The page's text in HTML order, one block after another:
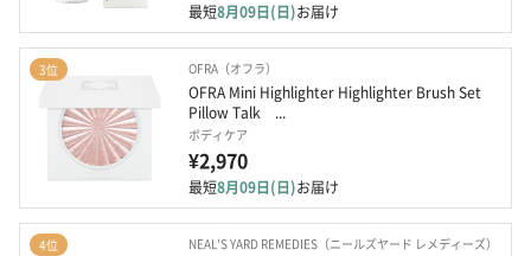
最短8月09日(日)お届け
3位 OFRA（オフラ）
OFRA Mini Highlighter Highlighter Brush Set
Pillow Talk　...
ボディケア
¥2,970
最短8月09日(日)お届け
4位 NEAL'S YARD REMEDIES（ニールズヤード レメディーズ）